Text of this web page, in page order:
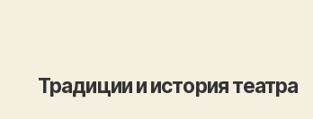
Традиции и история театра